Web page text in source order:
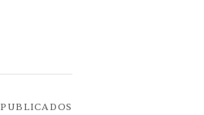
PUBLICADOS